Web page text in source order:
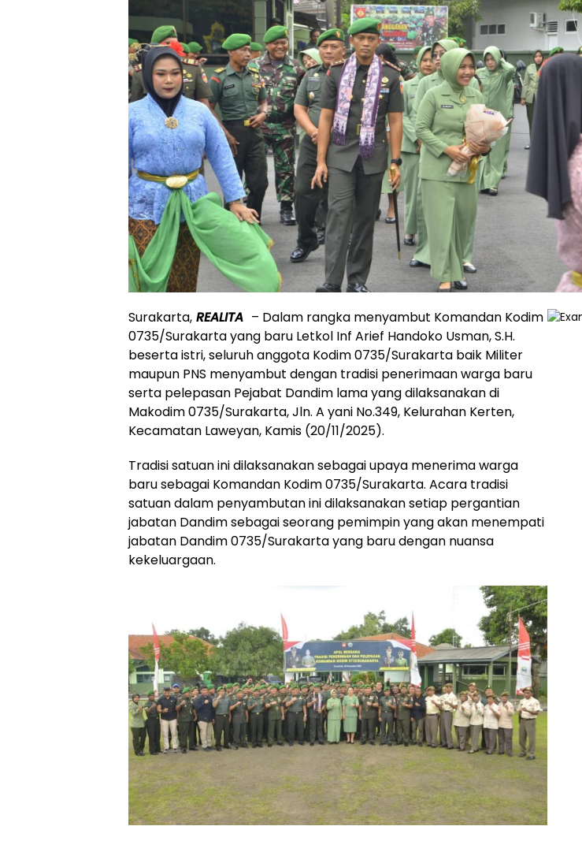
Surakarta, REALITA – Dalam rangka menyambut Komandan Kodim
0735/Surakarta yang baru Letkol Inf Arief Handoko Usman, S.H.
beserta istri, seluruh anggota Kodim 0735/Surakarta baik Militer
maupun PNS menyambut dengan tradisi penerimaan warga baru
serta pelepasan Pejabat Dandim lama yang dilaksanakan di
Makodim 0735/Surakarta, Jln. A yani No.349, Kelurahan Kerten,
Kecamatan Laweyan, Kamis (20/11/2025).
Tradisi satuan ini dilaksanakan sebagai upaya menerima warga
baru sebagai Komandan Kodim 0735/Surakarta. Acara tradisi
satuan dalam penyambutan ini dilaksanakan setiap pergantian
jabatan Dandim sebagai seorang pemimpin yang akan menempati
jabatan Dandim 0735/Surakarta yang baru dengan nuansa
kekeluargaan.